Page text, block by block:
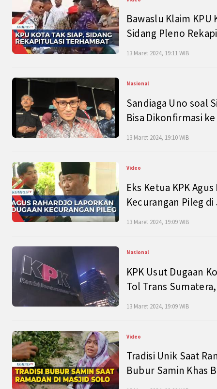
Bawaslu Klaim
Sidang Pleno
13 Maret 2024, 19:11 WIB
Nasional
Sandiaga Uno soal
Bisa Dikonfirmasi
13 Maret 2024, 19:10 WIB
Video
Eks Ketua KPK
Kecurangan Pileg
13 Maret 2024, 19:09 WIB
Nasional
KPK Usut Dugaan
Tol Trans
13 Maret 2024, 19:09 WIB
Video
Tradisi Unik Saat
Bubur Samin Khas